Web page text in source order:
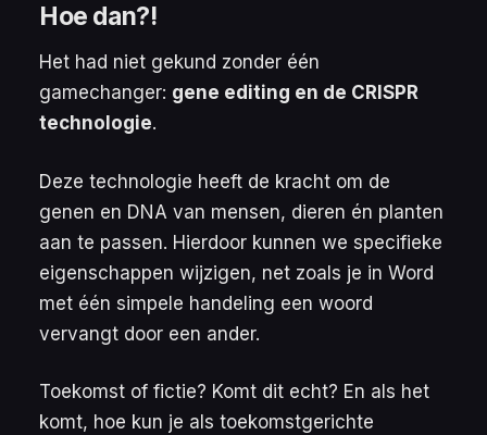
Hoe dan?!
Het had niet gekund zonder één
gamechanger: gene editing en de CRISPR
technologie.
Deze technologie heeft de kracht om de
genen en DNA van mensen, dieren én planten
aan te passen. Hierdoor kunnen we specifieke
eigenschappen wijzigen, net zoals je in Word
met één simpele handeling een woord
vervangt door een ander.
Toekomst of fictie? Komt dit echt? En als het
komt, hoe kun je als toekomstgerichte